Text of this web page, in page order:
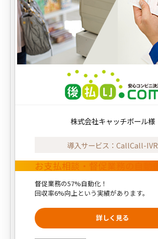
株式会社キャッチボール様
導入サービス：CallCall-IVR
お支払相談・督促業務の自動化
督促業務の57%自動化！
回収率6%向上という実績があります。